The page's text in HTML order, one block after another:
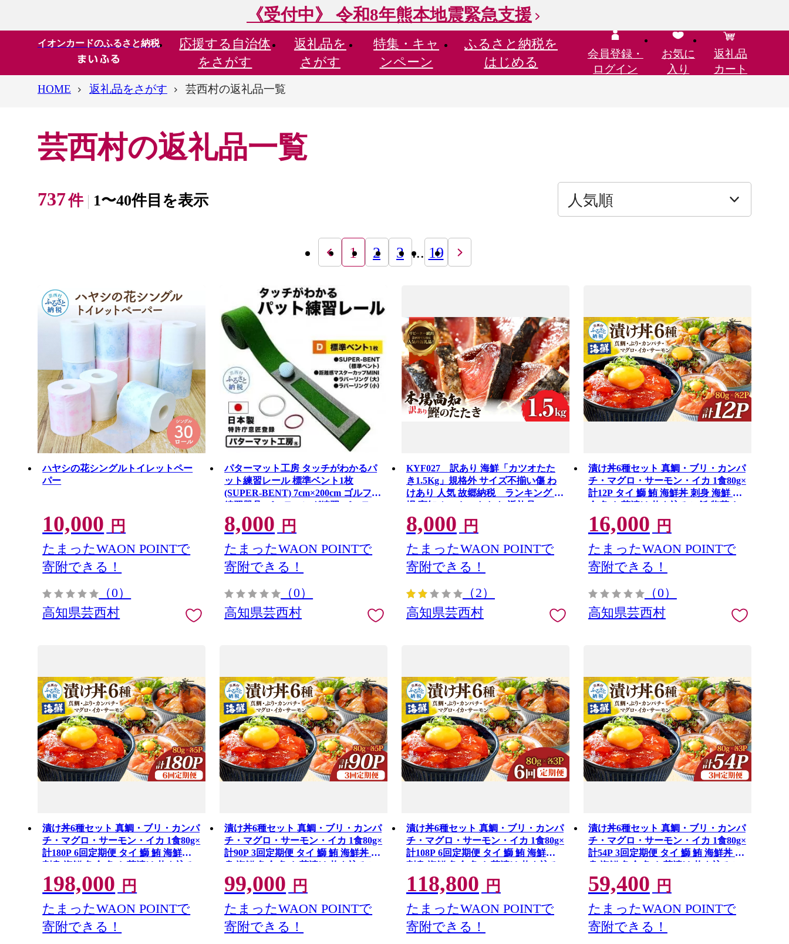
《受付中》 令和8年熊本地震緊急支援
イオンカードのふるさと納税 応援する 自治体
をさがす
返礼品を
さがす
特集・ キャ
ンペーン
ふるさと納税を
はじめる
会員登録・
ログイン
お気に
入り
返礼品
カート
HOME
返礼品をさがす 芸西村の返礼品一覧
芸西村の返礼品一覧
737件 1〜40件目を表示
1 2 3 ... 19
ハヤシの花シングルトイレットペー
パー
10,000 円
たまったWAON POINTで
寄附できる！
（0）
高知県芸西村
パターマット工房 タッチがわかるパ
ット練習レール 標準ベント1枚
(SUPER-BENT) 7cm×200cm ゴルフ
練習器具 パッティング練習 パッティ
ングマット 人工芝 スーパーベント 日
本製
8,000 円
たまったWAON POINTで
寄附できる！
（0）
高知県芸西村
KYF027 訳あり 海鮮「カツオたた
き1.5Kg」規格外 サイズ不揃い傷 わ
けあり 人気 故郷納税 ランキング 本
場 高知 かつおのたたき 返礼品 8000
円 冷凍 カツオのタタキ 訳アリかつお
のタタキ【koyofr】【高知県共通返礼
品】ギフト 食べ物
8,000 円
たまったWAON POINTで
寄附できる！
（2）
高知県芸西村
漬け丼6種セット 真鯛・ブリ・カンパ
チ・マグロ・サーモン・イカ 1食80g×
計12P タイ 鰤 鮪 海鮮丼 刺身 海鮮 魚
介 魚 お茶漬け 炊き込みご飯 惣菜 お
かず 冷凍 配送
16,000 円
たまったWAON POINTで
寄附できる！
（0）
高知県芸西村
漬け丼6種セット 真鯛・ブリ・カンパ
チ・マグロ・サーモン・イカ 1食80g×
計180P 6回定期便 タイ 鰤 鮪 海鮮丼
刺身 海鮮 魚介 魚 お茶漬け 炊き込み
ご飯 惣菜 おかず 冷凍 配送
198,000 円
たまったWAON POINTで
寄附できる！
漬け丼6種セット 真鯛・ブリ・カンパ
チ・マグロ・サーモン・イカ 1食80g×
計90P 3回定期便 タイ 鰤 鮪 海鮮丼 刺
身 海鮮 魚介 魚 お茶漬け 炊き込みご
飯 惣菜 おかず 冷凍 配送
99,000 円
たまったWAON POINTで
寄附できる！
漬け丼6種セット 真鯛・ブリ・カンパ
チ・マグロ・サーモン・イカ 1食80g×
計108P 6回定期便 タイ 鰤 鮪 海鮮丼
刺身 海鮮 魚介 魚 お茶漬け 炊き込み
ご飯 惣菜 おかず 冷凍 配送
118,800 円
たまったWAON POINTで
寄附できる！
漬け丼6種セット 真鯛・ブリ・カンパ
チ・マグロ・サーモン・イカ 1食80g×
計54P 3回定期便 タイ 鰤 鮪 海鮮丼 刺
身 海鮮 魚介 魚 お茶漬け 炊き込みご
飯 惣菜 おかず 冷凍 配送
59,400 円
たまったWAON POINTで
寄附できる！